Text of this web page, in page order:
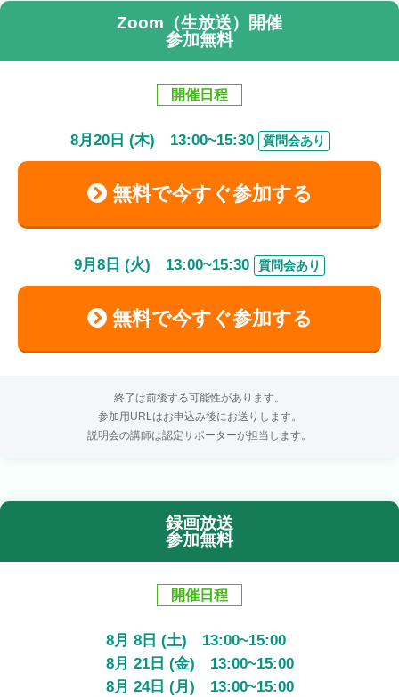
Zoom（生放送）開催
参加無料
開催日程
8月 20日 (木) 13:00~15:30 質問会あり
無料で今すぐ参加する
9月 8 日 (火) 13:00~15:30 質問会あり
無料で今すぐ参加する
終了は前後する可能性があります。
参加用URLはお申込み後にお送りします。
説明会の講師は認定サポーターが担当します。
録画放送
参加無料
開催日程
8月 8日 (土) 13:00~15:00
8月 21日 (金) 13:00~15:00
8月 24日 (月) 13:00~15:00